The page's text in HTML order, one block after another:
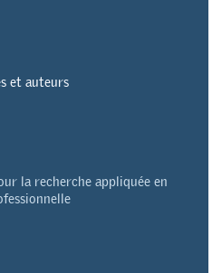
et auteurs
la recherche appliquée en